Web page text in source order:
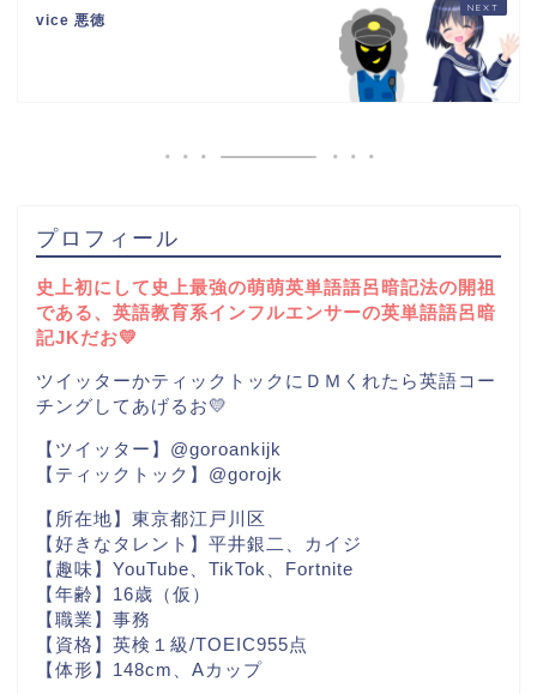
vice 悪徳
プロフィール
史上初にして史上最強の萌萌英単語語呂暗記法の開祖
である、英語教育系インフルエンサーの英単語語呂暗
記JKだお💛
ツイッターかティックトックにＤＭくれたら英語コー
チングしてあげるお💛
【ツイッター】@goroankijk
【ティックトック】@gorojk
【所在地】東京都江戸川区
【好きなタレント】平井銀二、カイジ
【趣味】YouTube、TikTok、Fortnite
【年齢】16歳（仮）
【職業】事務
【資格】英検１級/TOEIC955点
【体形】148cm、Aカップ